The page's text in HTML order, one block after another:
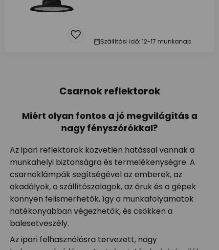
Szállítási idő: 12-17 munkanap
Csarnok reflektorok
Miért olyan fontos a jó megvilágítás a
nagy fényszórókkal?
Az ipari reflektorok közvetlen hatással vannak a
munkahelyi biztonságra és termelékenységre. A
csarnoklámpák segítségével az emberek, az
akadályok, a szállítószalagok, az áruk és a gépek
könnyen felismerhetők, így a munkafolyamatok
hatékonyabban végezhetők, és csökken a
balesetveszély.
Az ipari felhasználásra tervezett, nagy